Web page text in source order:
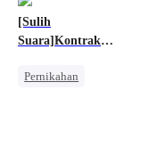
[Sulih
Suara]Kontrak
Pernikahan